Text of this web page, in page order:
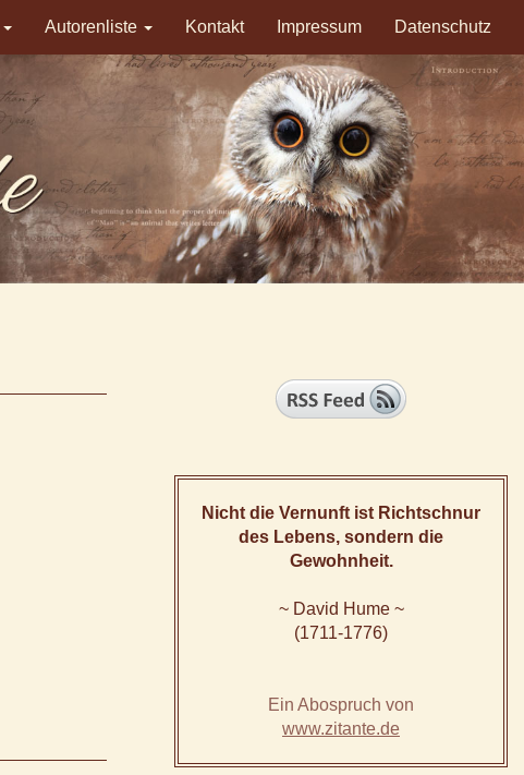
Autorenliste Kontakt Impressum Datenschutz
Nicht die Vernunft ist Richtschnur
des Lebens, sondern die
Gewohnheit.
~ David Hume ~
(1711-1776)
Ein Abospruch von
www.zitante.de